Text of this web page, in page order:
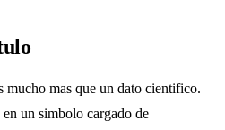
mucho mas que un dato cientifico.
un simbolo cargado de